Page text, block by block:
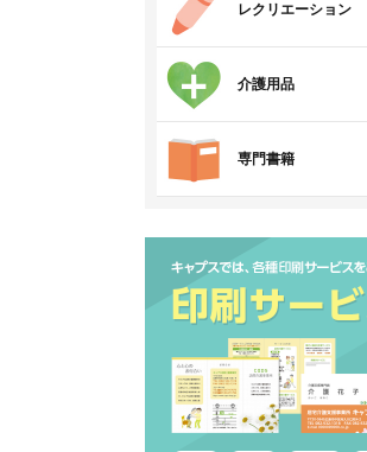
レクリエーション
介護用品
専門書籍